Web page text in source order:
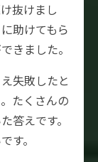
抜けまし
助けてもら
きました。
失敗したと
たくさんの
答えです。
す。